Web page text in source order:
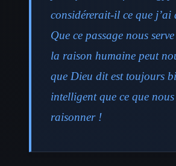
considérerait-il ce que j’ai
Que ce passage nous
la raison humaine peut
que Dieu dit est toujours
intelligent que ce que
raisonner !